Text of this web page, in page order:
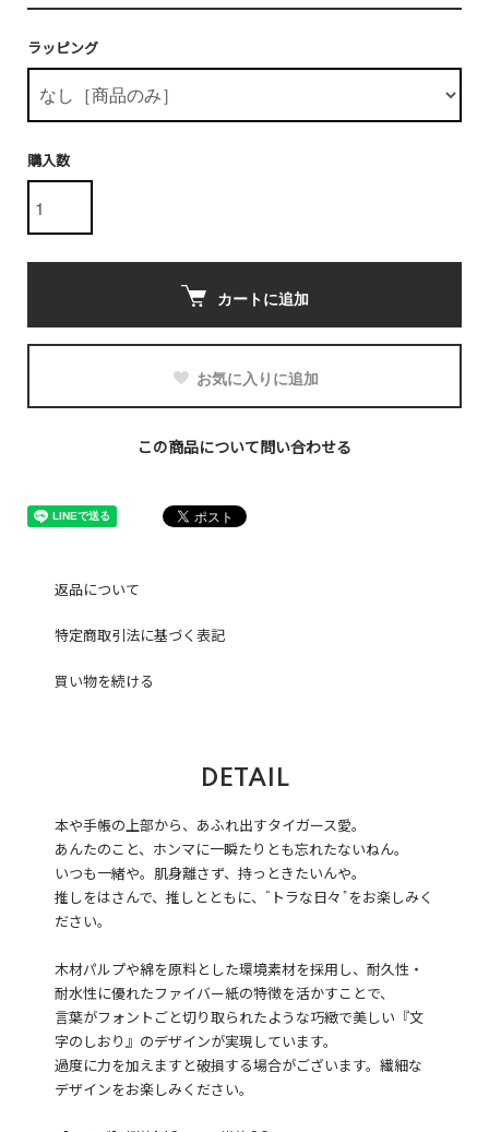
ラッピング
購入数
カートに追加
お気に入りに追加
この商品について問い合わせる
返品について
特定商取引法に基づく表記
買い物を続ける
DETAIL
本や手帳の上部から、あふれ出すタイガース愛。
あんたのこと、ホンマに一瞬たりとも忘れたないねん。
いつも一緒や。肌身離さず、持っときたいんや。
推しをはさんで、推しとともに、“トラな日々”をお楽しみく
ださい。
木材パルプや綿を原料とした環境素材を採用し、耐久性・
耐水性に優れたファイバー紙の特徴を活かすことで、
言葉がフォントごと切り取られたような巧緻で美しい『文
字のしおり』のデザインが実現しています。
過度に力を加えますと破損する場合がございます。繊細な
デザインをお楽しみください。